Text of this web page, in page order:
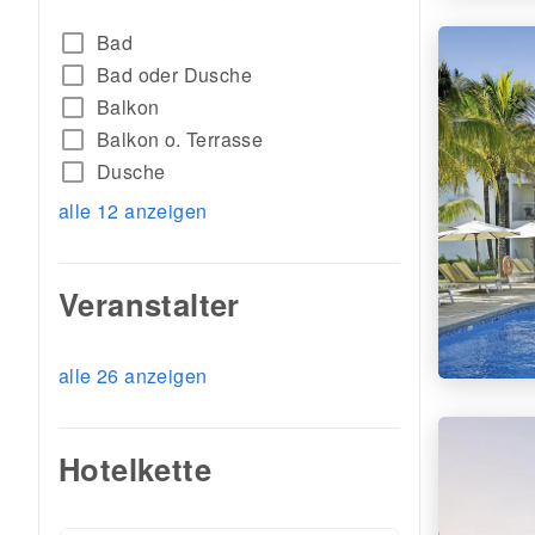
check_box_outline_blank Bad
check_box_outline_blank Bad oder Dusche
check_box_outline_blank Balkon
check_box_outline_blank Balkon o. Terrasse
check_box_outline_blank
Dusche
alle 12 anzeigen
Veranstalter
alle 26 anzeigen
Hotelkette